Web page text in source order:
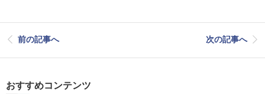
前の記事へ 次の記事へ
おすすめコンテンツ